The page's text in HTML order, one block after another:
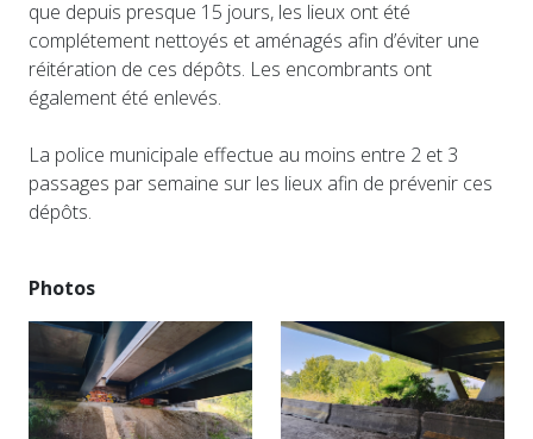
que depuis presque 15 jours, les lieux ont été
complétement nettoyés et aménagés afin d’éviter une
réitération de ces dépôts. Les encombrants ont
également été enlevés.
La police municipale effectue au moins entre 2 et 3
passages par semaine sur les lieux afin de prévenir ces
dépôts.
Photos